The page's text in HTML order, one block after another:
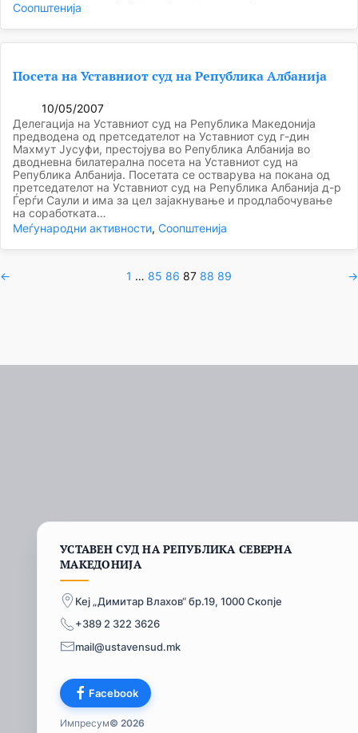
Соопштенија
Посета на Уставниот суд на Република Албанија
10/05/2007
Делегација на Уставниот суд на Република Македонија
предводена од претседателот на Уставниот суд г-дин
Махмут Јусуфи, престојува во Република Албанија во
дводневна билатерална посета на Уставниот суд на
Република Албанија. Посетата се остварува на покана од
претседателот на Уставниот суд на Република Албанија д-р
Ѓерѓи Саули и има за цел зајакнување и продлабочување
на соработката…
Меѓународни активности, Соопштенија
← 1 … 85 86 87 88 89 →
УСТАВЕН СУД НА РЕПУБЛИКА СЕВЕРНА
МАКЕДОНИЈА
Кеј „Димитар Влахов“ бр.19, 1000 Скопје
+389 2 322 3626
mail@ustavensud.mk
Facebook
Импресум© 2026